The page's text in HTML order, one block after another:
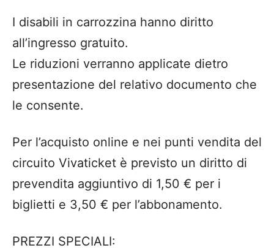
I disabili in carrozzina hanno diritto
all’ingresso gratuito.
Le riduzioni verranno applicate dietro
presentazione del relativo documento che
le consente.
Per l’acquisto online e nei punti vendita del
circuito Vivaticket è previsto un diritto di
prevendita aggiuntivo di 1,50 € per i
biglietti e 3,50 € per l’abbonamento.
PREZZI SPECIALI: